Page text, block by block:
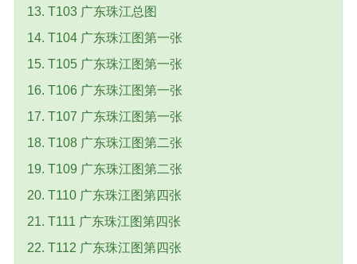
13. T103 广东珠江总图
14. T104 广东珠江图第一张
15. T105 广东珠江图第一张
16. T106 广东珠江图第一张
17. T107 广东珠江图第一张
18. T108 广东珠江图第二张
19. T109 广东珠江图第二张
20. T110 广东珠江图第四张
21. T111 广东珠江图第四张
22. T112 广东珠江图第四张